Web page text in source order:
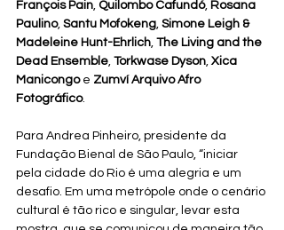
François Pain, Quilombo Cafundó, Rosana
Paulino, Santu Mofokeng, Simone Leigh &
Madeleine Hunt-Ehrlich, The Living and the
Dead Ensemble, Torkwase Dyson, Xica
Manicongo e Zumví Arquivo Afro
Fotográfico.
Para Andrea Pinheiro, presidente da
Fundação Bienal de São Paulo, “iniciar
pela cidade do Rio é uma alegria e um
desafio. Em uma metrópole onde o cenário
cultural é tão rico e singular, levar esta